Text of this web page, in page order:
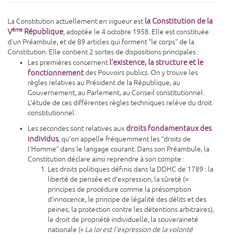
La Constitution actuellement en vigueur est la Constitution de la
Vème République, adoptée le 4 octobre 1958. Elle est constituée
d'un Préambule, et de 89 articles qui forment "le corps" de la
Constitution. Elle contient 2 sortes de dispositions principales :
Les premières concernent l’existence, la structure et le
fonctionnementdes Pouvoirs publics. On y trouve les
règles relatives au Président de la République, au
Gouvernement, au Parlement, au Conseil constitutionnel.
L’étude de ces différentes règles techniques relève du droit
constitutionnel.
Les secondes sont relatives auxdroits fondamentaux des
individus, qu'on appelle fréquemment les "droits de
l'Homme" dans le langage courant. Dans son Préambule, la
Constitution déclare ainsi reprendre à son compte :
Les droits politiques définis dans la DDHC de 1789 : la
liberté de pensée et d’expression, la sûreté (=
principes de procédure comme la présomption
d'innocence, le principe de légalité des délits et des
peines, la protection contre les détentions arbitraires),
le droit de propriété individuelle, la souveraineté
nationale (« La loi est l’expression de la volonté